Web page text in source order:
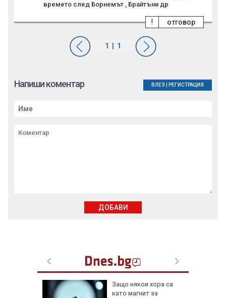
Защо някои хора са
като магнит за
времето след Борнемът , Брайтъни др
отговор
!
Напиши коментар ВЛЕЗ РЕГИСТРАЦИЯ
ДОБАВИ